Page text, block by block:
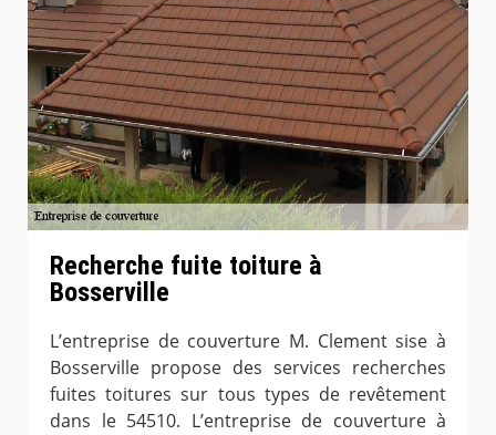
Recherche fuite toiture à
Bosserville
L’entreprise de couverture M. Clement sise à
Bosserville propose des services recherches
fuites toitures sur tous types de revêtement
dans le 54510. L’entreprise de couverture à